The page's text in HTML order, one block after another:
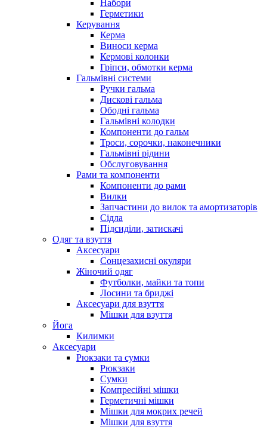
Набори
Герметики
Керування
Керма
Виноси керма
Кермові колонки
Гріпси, обмотки керма
Гальмівні системи
Ручки гальма
Дискові гальма
Ободні гальма
Гальмівні колодки
Компоненти до гальм
Троси, сорочки, наконечники
Гальмівні рідини
Обслуговування
Рами та компоненти
Компоненти до рами
Вилки
Запчастини до вилок та амортизаторів
Сідла
Підсиділи, затискачі
Одяг та взуття
Аксесуари
Сонцезахисні окуляри
Жіночий одяг
Футболки, майки та топи
Лосини та бриджі
Аксесуари для взуття
Мішки для взуття
Йога
Килимки
Аксесуари
Рюкзаки та сумки
Рюкзаки
Сумки
Компресійні мішки
Герметичні мішки
Мішки для мокрих речей
Мішки для взуття